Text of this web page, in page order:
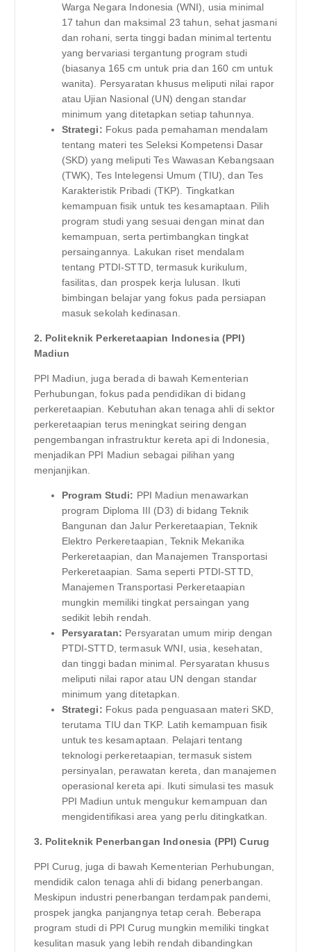
Warga Negara Indonesia (WNI), usia minimal
17 tahun dan maksimal 23 tahun, sehat jasmani
dan rohani, serta tinggi badan minimal tertentu
yang bervariasi tergantung program studi
(biasanya 165 cm untuk pria dan 160 cm untuk
wanita). Persyaratan khusus meliputi nilai rapor
atau Ujian Nasional (UN) dengan standar
minimum yang ditetapkan setiap tahunnya.
Strategi: Fokus pada pemahaman mendalam
tentang materi tes Seleksi Kompetensi Dasar
(SKD) yang meliputi Tes Wawasan Kebangsaan
(TWK), Tes Intelegensi Umum (TIU), dan Tes
Karakteristik Pribadi (TKP). Tingkatkan
kemampuan fisik untuk tes kesamaptaan. Pilih
program studi yang sesuai dengan minat dan
kemampuan, serta pertimbangkan tingkat
persaingannya. Lakukan riset mendalam
tentang PTDI-STTD, termasuk kurikulum,
fasilitas, dan prospek kerja lulusan. Ikuti
bimbingan belajar yang fokus pada persiapan
masuk sekolah kedinasan.
2. Politeknik Perkeretaapian Indonesia (PPI)
Madiun
PPI Madiun, juga berada di bawah Kementerian
Perhubungan, fokus pada pendidikan di bidang
perkeretaapian. Kebutuhan akan tenaga ahli di sektor
perkeretaapian terus meningkat seiring dengan
pengembangan infrastruktur kereta api di Indonesia,
menjadikan PPI Madiun sebagai pilihan yang
menjanjikan.
Program Studi: PPI Madiun menawarkan
program Diploma III (D3) di bidang Teknik
Bangunan dan Jalur Perkeretaapian, Teknik
Elektro Perkeretaapian, Teknik Mekanika
Perkeretaapian, dan Manajemen Transportasi
Perkeretaapian. Sama seperti PTDI-STTD,
Manajemen Transportasi Perkeretaapian
mungkin memiliki tingkat persaingan yang
sedikit lebih rendah.
Persyaratan: Persyaratan umum mirip dengan
PTDI-STTD, termasuk WNI, usia, kesehatan,
dan tinggi badan minimal. Persyaratan khusus
meliputi nilai rapor atau UN dengan standar
minimum yang ditetapkan.
Strategi: Fokus pada penguasaan materi SKD,
terutama TIU dan TKP. Latih kemampuan fisik
untuk tes kesamaptaan. Pelajari tentang
teknologi perkeretaapian, termasuk sistem
persinyalan, perawatan kereta, dan manajemen
operasional kereta api. Ikuti simulasi tes masuk
PPI Madiun untuk mengukur kemampuan dan
mengidentifikasi area yang perlu ditingkatkan.
3. Politeknik Penerbangan Indonesia (PPI) Curug
PPI Curug, juga di bawah Kementerian Perhubungan,
mendidik calon tenaga ahli di bidang penerbangan.
Meskipun industri penerbangan terdampak pandemi,
prospek jangka panjangnya tetap cerah. Beberapa
program studi di PPI Curug mungkin memiliki tingkat
kesulitan masuk yang lebih rendah dibandingkan